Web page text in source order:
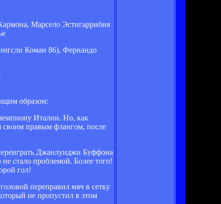
Марсело Эстигаррибия
Коман 86), Фернандо
образом:
Италии. Но, как
своим правым флангом, после
Джанлуиджи Буффона
стало проблемой. Более того!
гол!
переправил мяч в сетку
не пропустил в этом